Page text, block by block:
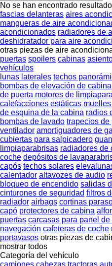
No se han encontrado
fascias delanteras aires
mangueras de aire
acondicionados radiadores de
deshidratador para aire
otras piezas de aire
puertas spoilers cabinas
vehículos
lunas laterales techos
bombas de elevación de cabina
de puerta motores de
calefacciones estáticas
de esquina de la cabina radios
bombas de lavado trapecios de
ventilador amortiguadores de
cubiertas para salpicadero
limpiaparabrisas radiadores de
coche depósitos de
capós techos solares
calentador altavozes de audio
bloqueo de encendido salidas
cinturones de seguridad filtros
radiador airbags cortinas
capó protectores de cabina
puertas carcasas para panel
navegación cafeteras de coche
portavasos otras piezas de
mostrar todos
Categoría del vehículo
camiones cabezas tractoras